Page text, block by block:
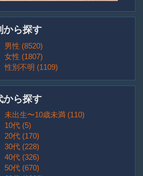
から探す
男性 (8520)
女性 (1807)
性別不明 (1109)
から探す
未出生〜10歳未満 (110)
10代 (5)
20代 (170)
30代 (228)
40代 (326)
50代 (670)